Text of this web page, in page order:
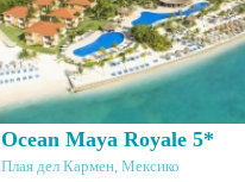
Ocean Maya Royale 5*
Плая дел Кармен, Мексико